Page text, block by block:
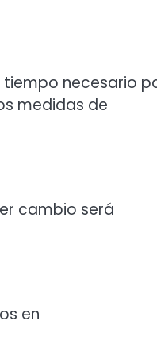
tiempo necesario
medidas de
cambio será
en